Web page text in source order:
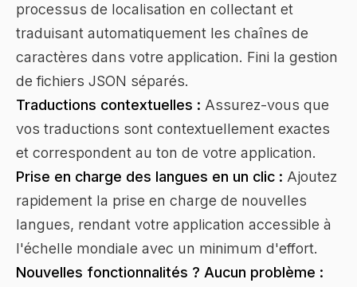
processus de localisation en collectant et
traduisant automatiquement les chaînes de
caractères dans votre application. Fini la gestion
de fichiers JSON séparés.
Traductions contextuelles : Assurez-vous que
vos traductions sont contextuellement exactes
et correspondent au ton de votre application.
Prise en charge des langues en un clic : Ajoutez
rapidement la prise en charge de nouvelles
langues, rendant votre application accessible à
l'échelle mondiale avec un minimum d'effort.
Nouvelles fonctionnalités ? Aucun problème :